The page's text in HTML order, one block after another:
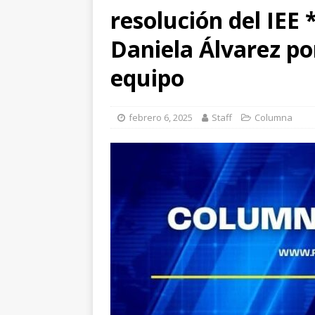
[ agosto 6, 2026 ]
[ agosto 6, 2026 ]
resolución del IEE
Daniela Álvarez
equipo
febrero 6, 2025 Staff Columna